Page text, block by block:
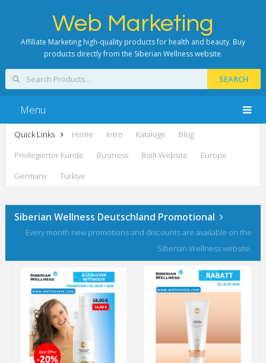
Web Marketing
Affiliate Marketing high-quality products for health and beauty. Buy
products directly from the Siberian Wellness website.
SEARCH
Menu
Quick Links Home Intro Kataloge
Blog
Privilegierter Kunde
Business Built Website
Europe
Germany
Türkiye
Siberian Wellness Deutschland Promotional
Every month new promotions and discounts are available on the
Siberian Wellness website.